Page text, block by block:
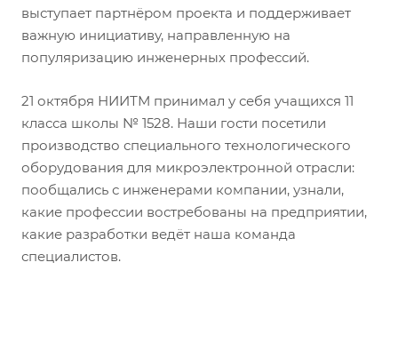
выступает партнёром проекта и поддерживает
важную инициативу, направленную на
популяризацию инженерных профессий.
21 октября НИИТМ принимал у себя учащихся 11
класса школы № 1528. Наши гости посетили
производство специального технологического
оборудования для микроэлектронной отрасли:
пообщались с инженерами компании, узнали,
какие профессии востребованы на предприятии,
какие разработки ведёт наша команда
специалистов.